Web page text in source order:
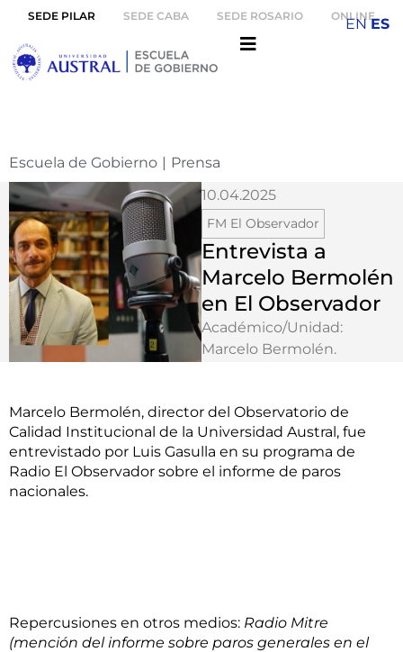
SEDE PILAR SEDE CABA SEDE ROSARIO ONLINE
Escuela de Gobierno | Prensa
10.04.2025
FM El Observador
Entrevista a
Marcelo Bermolén
en El Observador
Académico/Unidad:
Marcelo Bermolén.
Marcelo Bermolén, director del Observatorio de
Calidad Institucional de la Universidad Austral, fue
entrevistado por Luis Gasulla en su programa de
Radio El Observador sobre el informe de paros
nacionales.
Repercusiones en otros medios: Radio Mitre
(mención del informe sobre paros generales en el
EN ES